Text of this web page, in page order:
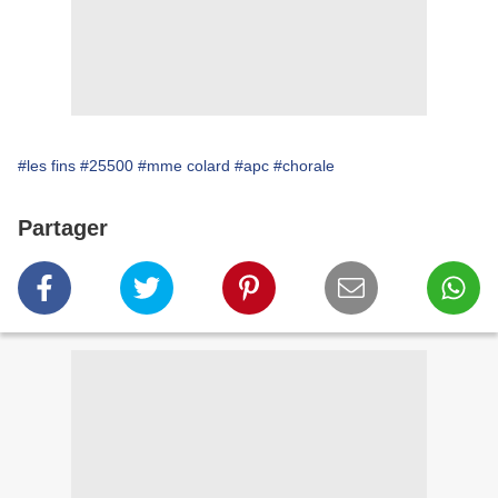
#les fins #25500 #mme colard #apc #chorale
Partager